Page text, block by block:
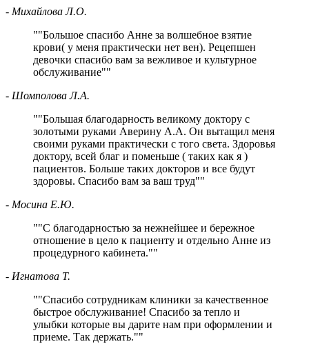
- Михайлова Л.О.
" Большое спасибо Анне за волшебное взятие
крови( у меня практически нет вен). Рецепшен
девочки спасибо вам за вежливое и культурное
обслуживание "
- Шомполова Л.А.
" Большая благодарность великому доктору с
золотыми руками Аверину А.А. Он вытащил меня
своими руками практически с того света. Здоровья
доктору, всей благ и поменьше ( таких как я )
пациентов. Больше таких докторов и все будут
здоровы. Спасибо вам за ваш труд "
- Мосина Е.Ю.
" С благодарностью за нежнейшее и бережное
отношение в цело к пациенту и отдельно Анне из
процедурного кабинета. "
- Игнатова Т.
" Спасибо сотрудникам клиники за качественное
быстрое обслуживание! Спасибо за тепло и
улыбки которые вы дарите нам при оформлении и
приеме. Так держать. "